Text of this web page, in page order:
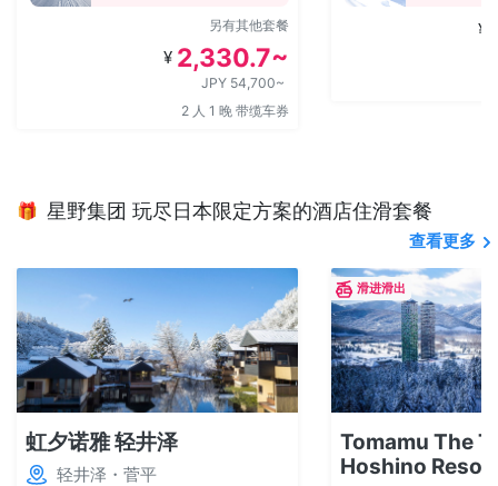
另有其他套餐
¥ 2,330.7~
JPY 54,700~
2 人 1 晚 带缆车券
¥
🎁 星野集团 玩尽日本限定方案的酒店住滑套餐
查看更多
虹夕诺雅 轻井泽
轻井泽・菅平
滑进滑出
Tomamu The
Hoshino